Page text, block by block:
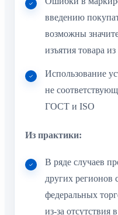
изъятия товара
Использование
не
ГОСТ и ISO
Из практики:
федеральных
из-за отсутствия
декораций по